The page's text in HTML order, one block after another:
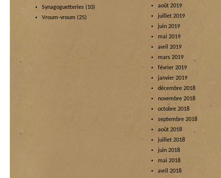
Synagoguetteries (10)
Vroum-vroum (25)
août 2019
juillet 2019
juin 2019
mai 2019
avril 2019
mars 2019
février 2019
janvier 2019
décembre 2018
novembre 2018
octobre 2018
septembre 2018
août 2018
juillet 2018
juin 2018
mai 2018
avril 2018